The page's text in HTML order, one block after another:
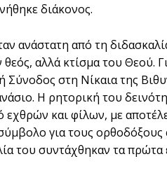
διάκονος.
ανάστατη από τη
αλλά κτίσμα του Θεού.
στη Νίκαια της
Η ρητορική του
και φίλων, με
για τους
του συντάχθηκαν τα πρώτα